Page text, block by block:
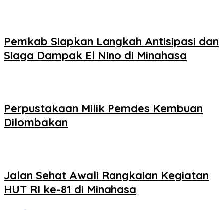
Pemkab Siapkan Langkah Antisipasi dan
Siaga Dampak El Nino di Minahasa
Perpustakaan Milik Pemdes Kembuan
Dilombakan
Jalan Sehat Awali Rangkaian Kegiatan
HUT RI ke-81 di Minahasa